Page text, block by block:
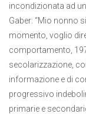
incondizionata ad
Gaber: “Mio nonno
momento, voglio dire
comportamento,
secolarizzazione,
informazione e di
progressivo
primarie e